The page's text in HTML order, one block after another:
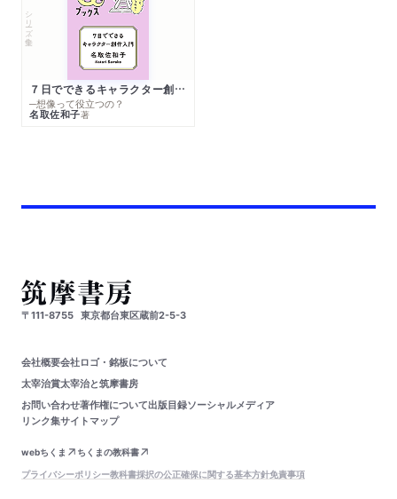
シリーズ・全集
７日でできるキャラクター創作入門
─想像って役立つの？
名取佐和子著
〒111-8755 東京都台東区蔵前2-5-3
会社概要会社ロゴ・銘板について
太宰治賞太宰治と筑摩書房
お問い合わせ著作権について出版目録ソーシャルメディア
リンク集サイトマップ
webちくま
ちくまの教科書
プライバシーポリシー教科書採択の公正確保に関する基本方針免責事項